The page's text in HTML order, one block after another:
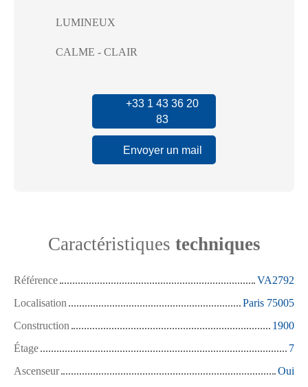
LUMINEUX
CALME - CLAIR
+33 1 43 36 20
83
Envoyer un mail
Caractéristiques techniques
Référence
VA2792
Localisation
Paris 75005
Construction
1900
Étage
7
Ascenseur
Oui